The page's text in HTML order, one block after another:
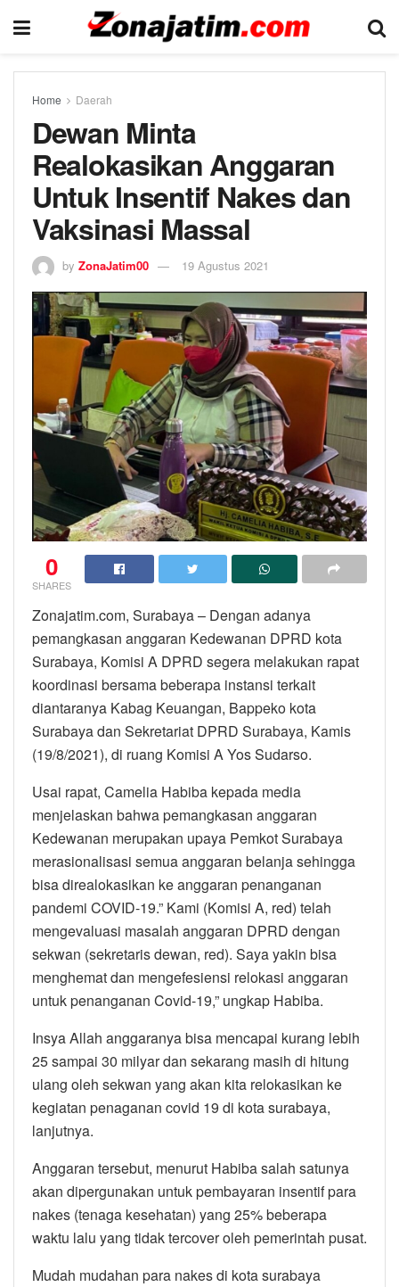
Home Daerah
Dewan Minta
Realokasikan Anggaran
Untuk Insentif Nakes dan
Vaksinasi Massal
by ZonaJatim00 19 Agustus 2021
0
SHARES
Zonajatim.com, Surabaya – Dengan adanya
pemangkasan anggaran Kedewanan DPRD kota
Surabaya, Komisi A DPRD segera melakukan rapat
koordinasi bersama beberapa instansi terkait
diantaranya Kabag Keuangan, Bappeko kota
Surabaya dan Sekretariat DPRD Surabaya, Kamis
(19/8/2021), di ruang Komisi A Yos Sudarso.
Usai rapat, Camelia Habiba kepada media
menjelaskan bahwa pemangkasan anggaran
Kedewanan merupakan upaya Pemkot Surabaya
merasionalisasi semua anggaran belanja sehingga
bisa direalokasikan ke anggaran penanganan
pandemi COVID-19.” Kami (Komisi A, red) telah
mengevaluasi masalah anggaran DPRD dengan
sekwan (sekretaris dewan, red). Saya yakin bisa
menghemat dan mengefesiensi relokasi anggaran
untuk penanganan Covid-19,” ungkap Habiba.
Insya Allah anggaranya bisa mencapai kurang lebih
25 sampai 30 milyar dan sekarang masih di hitung
ulang oleh sekwan yang akan kita relokasikan ke
kegiatan penaganan covid 19 di kota surabaya,
lanjutnya.
Anggaran tersebut, menurut Habiba salah satunya
akan dipergunakan untuk pembayaran insentif para
nakes (tenaga kesehatan) yang 25% beberapa
waktu lalu yang tidak tercover oleh pemerintah pusat.
Mudah mudahan para nakes di kota surabaya